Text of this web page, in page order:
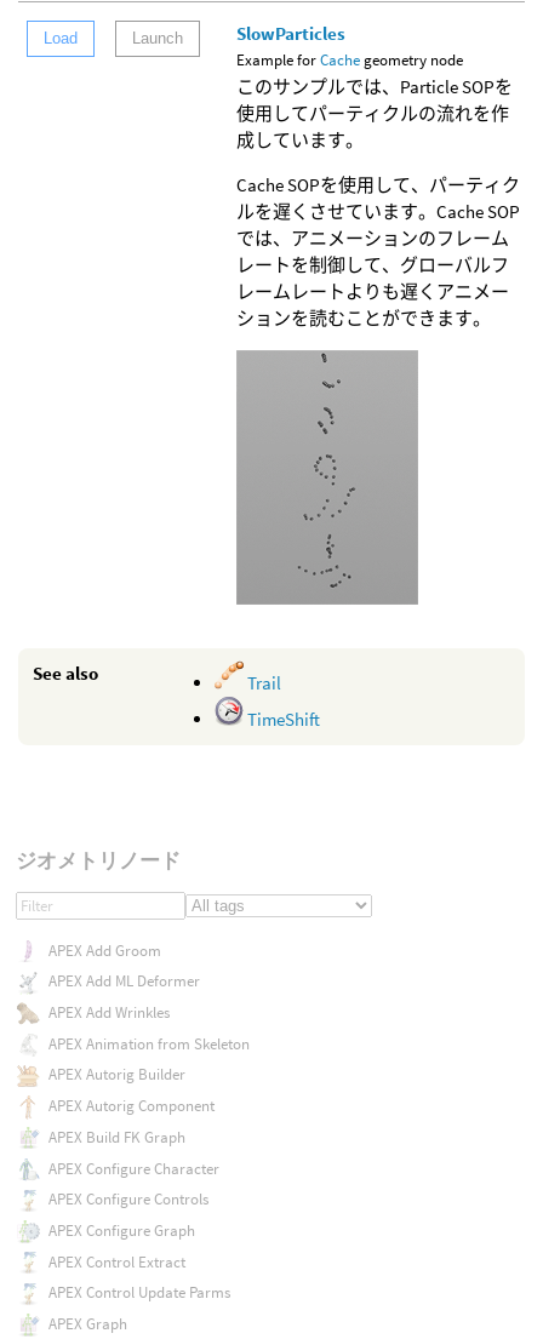
Load Launch SlowParticles
Example forCachegeometry node
このサンプルでは、Particle SOPを
使用してパーティクルの流れを作
成しています。
Cache SOPを使用して、パーティク
ルを遅くさせています。Cache SOP
では、アニメーションのフレーム
レートを制御して、グローバルフ
レームレートよりも遅くアニメー
ションを読むことができます。
See also
Trail
TimeShift
ジオメトリノード
APEX Add Groom
APEX Add ML Deformer
APEX Add Wrinkles
APEX Animation from Skeleton
APEX Autorig Builder
APEX Autorig Component
APEX Build FK Graph
APEX Configure Character
APEX Configure Controls
APEX Configure Graph
APEX Control Extract
APEX Control Update Parms
APEX Graph